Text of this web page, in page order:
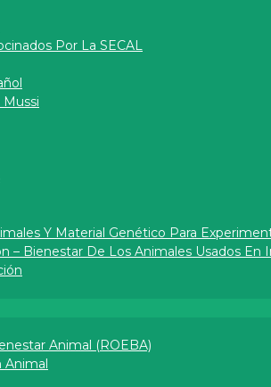
Por La SECAL
Y Material Genético Para
– Bienestar De Los Animales Usados En
Animal (ROEBA)
Animal​